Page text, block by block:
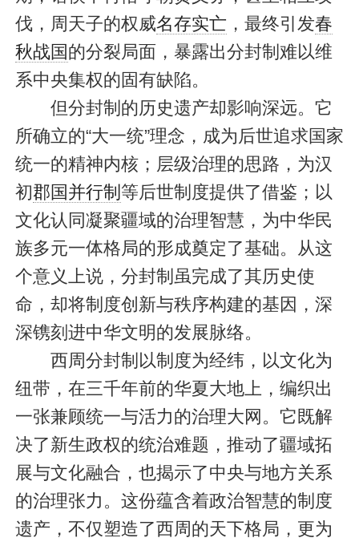
伐，周天子的权威名存实亡 ，最终引发春
秋战国的分裂局面，暴露出分封制难以维
系中央集权的固有缺陷。
但分封制的历史遗产却影响深远。它
所确立的“大一统”理念，成为后世追求国家
统一的精神内核；层级治理的思路，为汉
初郡国并行制 等后世制度提供了借鉴；以
文化认同凝聚疆域的治理智慧，为中华民
族多元一体格局的形成奠定了基础。从这
个意义上说，分封制虽完成了其历史使
命，却将制度创新与秩序构建的基因，深
深镌刻进中华文明的发展脉络。
西周分封制以制度为经纬，以文化为
纽带，在三千年前的华夏大地上，编织出
一张兼顾统一与活力的治理大网。它既解
决了新生政权的统治难题，推动了疆域拓
展与文化融合，也揭示了中央与地方关系
的治理张力。这份蕴含着政治智慧的制度
遗产，不仅塑造了西周的天下格局，更为